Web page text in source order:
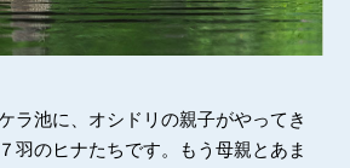
ラ池に、オシドリの親子がやってき
羽のヒナたちです。もう母親とあま